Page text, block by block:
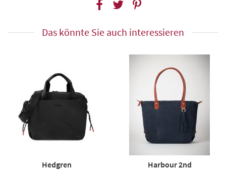
Das könnte Sie auch interessieren
Hedgren
Harbour 2nd